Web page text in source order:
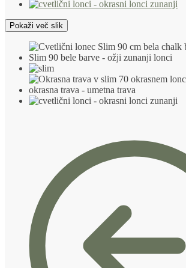
Pokaži več slik